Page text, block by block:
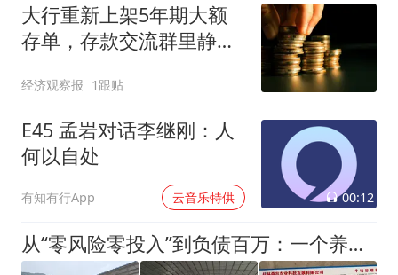
大行重新上架5年期大额
存单，存款交流群里静悄
经济观察报 1跟贴
E45 孟岩对话李继刚：人
何以自处
有知有行App 云音乐特供 00:12
从“零风险零投入”到负债百万：一个养牛项目崩盘后，谁该为农户的贷款买单丨红星调查